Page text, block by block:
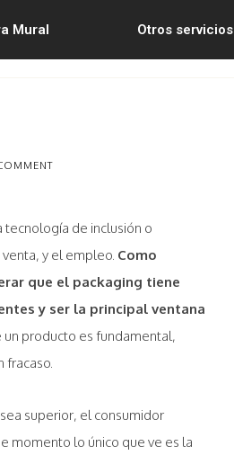
Mural Otros servicios
tecnología de inclusión o
y el empleo. Como
que el packaging tiene
y ser la principal ventana
un producto es fundamental,
fracaso.
superior, el consumidor
momento lo único que ve es la